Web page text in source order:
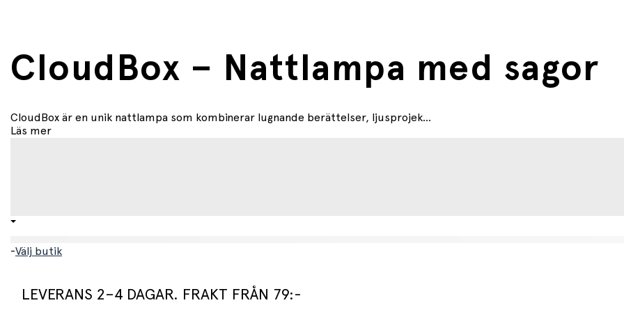
CloudBox – Nattlampa med sagor
CloudBox är en unik nattlampa som kombinerar lugnande berättelser, ljusprojek...
Läs mer
-Välj butik
LEVERANS 2–4 DAGAR. FRAKT FRÅN 79:-